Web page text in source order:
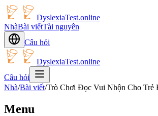
DyslexiaTest.online
NhàBài viếtTài nguyên
Câu hỏi
DyslexiaTest.online
Câu hỏi
Nhà/Bài viết/Trò Chơi Đọc Vui Nhộn Cho Trẻ
Menu